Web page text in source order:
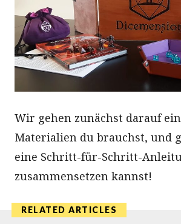
Wir gehen zunächst darauf
Materialien du brauchst, und
eine Schritt-für-Schritt-
zusammensetzen kannst!